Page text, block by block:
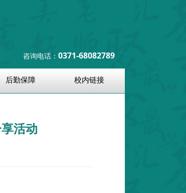
0371-68082789
咨询电话：
后勤保障 校内链接
活动